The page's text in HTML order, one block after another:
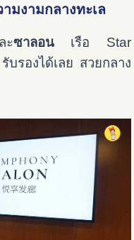
มงามกลางทะเล
ซาลอนเรือ Star
รองได้เลย สวยกลาง